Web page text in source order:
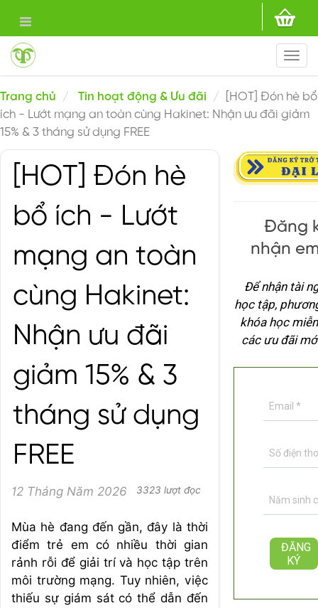
Trang chủ Tin hoạt động & Ưu đãi
[HOT] Đón hè bổ
ích - Lướt mạng an toàn cùng Hakinet: Nhận ưu đãi giảm
15% & 3 tháng sử dụng FREE
[HOT] Đón hè
bổ ích - Lướt
mạng an toàn
cùng Hakinet:
Nhận ưu đãi
giảm 15% & 3
tháng sử dụng
FREE
12 Tháng Năm 2026 3323 lượt đọc
Mùa hè đang đến gần, đây là thời
điểm trẻ em có nhiều thời gian
rảnh rỗi để giải trí và học tập trên
môi trường mạng. Tuy nhiên, việc
thiếu sự giám sát có thể dẫn đến
Đăng
nhận
Để nhận tài
học tập,
khóa học
các ưu đãi